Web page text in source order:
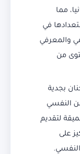
مما
في
والمعرفي
من
بجدية
النفسي
لتقديم
على
النفسي.